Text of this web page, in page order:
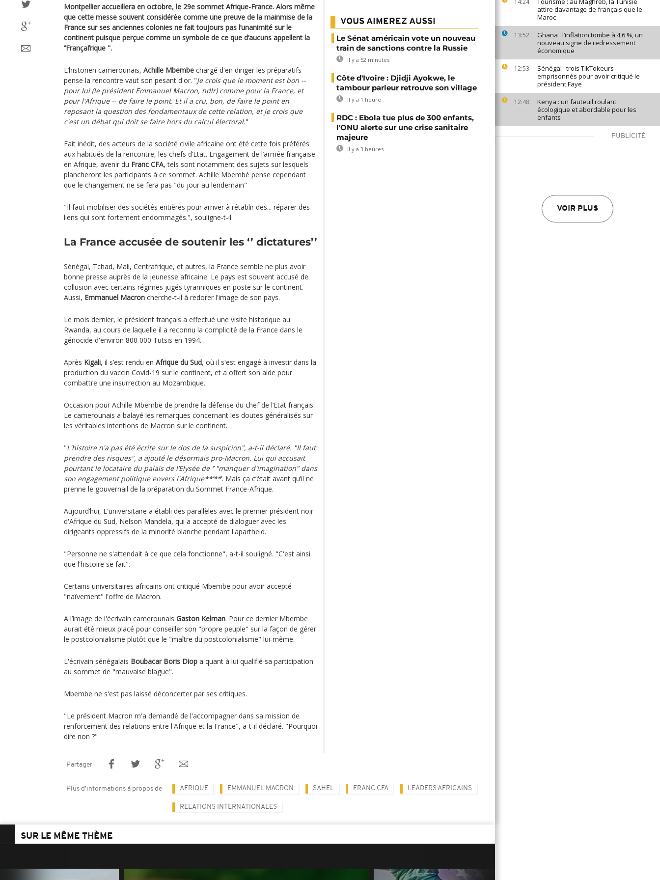
14:24
attire davantage de français que le
Maroc
13:52
Ghana : l’inflation tombe à 4,6 %, un
nouveau signe de redressement
économique
12:53
Sénégal : trois TikTokeurs
emprisonnés pour avoir critiqué le
président Faye
12:48
Kenya : un fauteuil roulant
écologique et abordable pour les
enfants
PUBLICITÉ
VOIR PLUS
Montpellier accueillera en octobre, le 29e sommet Afrique-France. Alors même
que cette messe souvent considérée comme une preuve de la mainmise de la
France sur ses anciennes colonies ne fait toujours pas l’unanimité sur le
continent puisque perçue comme un symbole de ce que d’aucuns appellent la
‘’Françafrique ".
L’historien camerounais, Achille Mbembe chargé d'en diriger les préparatifs
pense la rencontre vaut son pesant d'or. "Je crois que le moment est bon --
pour lui (le président Emmanuel Macron, ndlr) comme pour la France, et
pour l'Afrique -- de faire le point. Et il a cru, bon, de faire le point en
reposant la question des fondamentaux de cette relation, et je crois que
c'est un débat qui doit se faire hors du calcul électoral."
Fait inédit, des acteurs de la société civile africaine ont été cette fois préférés
aux habitués de la rencontre, les chefs d’Etat. Engagement de l’armée française
en Afrique, avenir du Franc CFA, tels sont notamment des sujets sur lesquels
plancheront les participants à ce sommet. Achille Mbembé pense cependant
que le changement ne se fera pas "du jour au lendemain"
"Il faut mobiliser des sociétés entières pour arriver à rétablir des... réparer des
liens qui sont fortement endommagés.", souligne-t-il.
La France accusée de soutenir les ‘’ dictatures’’
Sénégal, Tchad, Mali, Centrafrique, et autres, la France semble ne plus avoir
bonne presse auprès de la jeunesse africaine. Le pays est souvent accusé de
collusion avec certains régimes jugés tyranniques en poste sur le continent.
Aussi, Emmanuel Macron cherche-t-il à redorer l'image de son pays.
Le mois dernier, le président français a effectué une visite historique au
Rwanda, au cours de laquelle il a reconnu la complicité de la France dans le
génocide d'environ 800 000 Tutsis en 1994.
Après Kigali, il s’est rendu en Afrique du Sud, où il s'est engagé à investir dans la
production du vaccin Covid-19 sur le continent, et a offert son aide pour
combattre une insurrection au Mozambique.
Occasion pour Achille Mbembe de prendre la défense du chef de l’Etat français.
Le camerounais a balayé les remarques concernant les doutes généralisés sur
les véritables intentions de Macron sur le continent.
"L'histoire n'a pas été écrite sur le dos de la suspicion", a-t-il déclaré. "Il faut
prendre des risques", a ajouté le désormais pro-Macron. Lui qui accusait
pourtant le locataire du palais de l’Elysée de ‘’ "manquer d'imagination" dans
son engagement politique envers l'Afrique**’**’. Mais ça c’était avant qu’il ne
prenne le gouvernail de la préparation du Sommet France-Afrique.
Aujourd’hui, L'universitaire a établi des parallèles avec le premier président noir
d'Afrique du Sud, Nelson Mandela, qui a accepté de dialoguer avec les
dirigeants oppressifs de la minorité blanche pendant l'apartheid.
"Personne ne s'attendait à ce que cela fonctionne", a-t-il souligné. "C'est ainsi
que l'histoire se fait".
Certains universitaires africains ont critiqué Mbembe pour avoir accepté
"naïvement" l'offre de Macron.
A l’image de l'écrivain camerounais Gaston Kelman. Pour ce dernier Mbembe
aurait été mieux placé pour conseiller son "propre peuple" sur la façon de gérer
le postcolonialisme plutôt que le "maître du postcolonialisme" lui-même.
L'écrivain sénégalais Boubacar Boris Diop a quant à lui qualifié sa participation
au sommet de "mauvaise blague".
Mbembe ne s'est pas laissé déconcerter par ses critiques.
"Le président Macron m'a demandé de l'accompagner dans sa mission de
renforcement des relations entre l'Afrique et la France", a-t-il déclaré. "Pourquoi
dire non ?"
VOUS AIMEREZ AUSSI
Le Sénat américain vote un nouveau
train de sanctions contre la Russie
Il y a 52 minutes
Côte d'Ivoire : Djidji Ayokwe, le
tambour parleur retrouve son village
Il y a 1 heure
RDC : Ebola tue plus de 300 enfants,
l'ONU alerte sur une crise sanitaire
majeure
Il y a 3 heures
Partager
Plus d'informations à propos de AFRIQUE EMMANUEL MACRON SAHEL FRANC CFA LEADERS AFRICAINS
RELATIONS INTERNATIONALES
SUR LE MÊME THÈME